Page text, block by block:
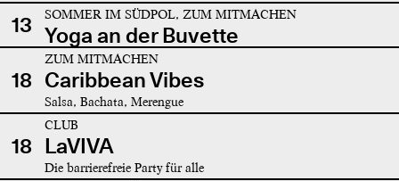
13 SOMMER IM SÜDPOL, ZUM MITMACHEN
Yoga an der Buvette
18
ZUM MITMACHEN
Caribbean Vibes
Salsa, Bachata, Merengue
18
CLUB
LaVIVA
Die barrierefreie Party für alle